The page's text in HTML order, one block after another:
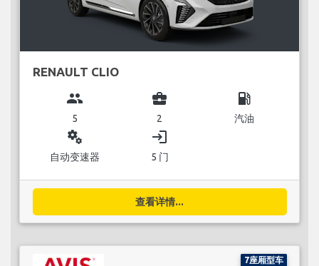
RENAULT CLIO
group
5
business_center
2
local_gas_station
汽油
miscellaneous_services
自动变速器
login
5 门
查看详情...
7座厢型车